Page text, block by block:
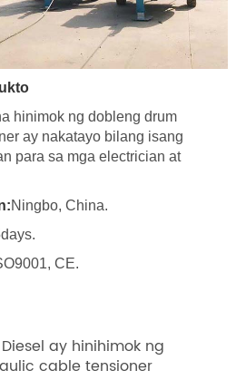
hinimok ng dobleng drum
ay nakatayo bilang isang
para sa mga electrician at
Ningbo, China.
CE.
ay hinihimok ng
cable tensioner